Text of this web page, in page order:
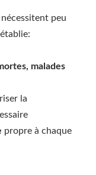
peu
malades
la
propre à chaque